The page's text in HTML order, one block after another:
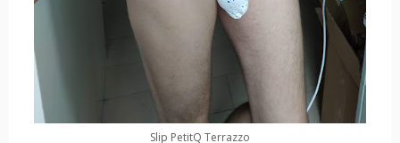
Slip PetitQ Terrazzo